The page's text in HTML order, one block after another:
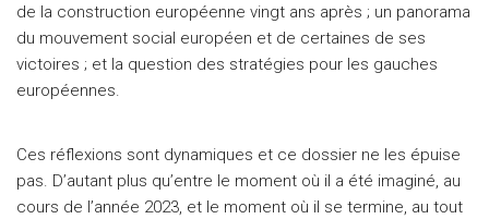
de la construction européenne vingt ans après ; un panorama
du mouvement social européen et de certaines de ses
victoires ; et la question des stratégies pour les gauches
européennes.
Ces réflexions sont dynamiques et ce dossier ne les épuise
pas. D’autant plus qu’entre le moment où il a été imaginé, au
cours de l’année 2023, et le moment où il se termine, au tout